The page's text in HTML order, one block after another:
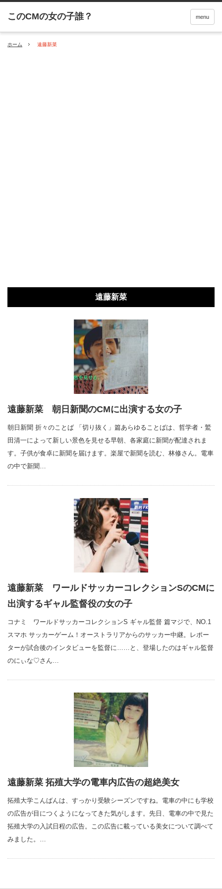
menu
ホーム 遠藤新菜
遠藤新菜
遠藤新菜 朝日新聞のCMに出演する女の子
朝日新聞 折々のことば 「切り抜く」篇あらゆることばは、哲学者・鷲
田清一によって新しい景色を見せる早朝、各家庭に新聞が配達されま
す。子供が食卓に新聞を届けます。楽屋で新聞を読む、林修さん。電車
の中で新聞…
遠藤新菜 ワールドサッカーコレクションSのCMに
出演するギャル監督役の女の子
コナミ ワールドサッカーコレクションS ギャル監督 篇マジで、NO.1
スマホ サッカーゲーム！オーストラリアからのサッカー中継。レポー
ターが試合後のインタビューを監督に……と、登場したのはギャル監督
のにぃな♡さん…
遠藤新菜 拓殖大学の電車内広告の超絶美女
拓殖大学こんばんは、すっかり受験シーズンですね。電車の中にも学校
の広告が目につくようになってきた気がします。先日、電車の中で見た
拓殖大学の入試日程の広告。この広告に載っている美女について調べて
みました。…